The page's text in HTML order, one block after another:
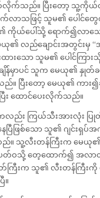
က်သည်။ ပြီးတော့ သူ့ကိုယ်
ာသဖြင့် သူမ၏ ပေါင်တွေ
ကိုယ်ပေါ်သို့ ရောက်၍လာသ
ယု၏ လည်ချောင်းအတွင်းမှ “
ားသော သူမ၏ ပေါင်ကြာ
ချိန်မှာပင် သူက မေယု၏ နှု
ပြီးတော့ မေယု၏ ကား၍ဆ
ြီး ထောင်ပေးလိုက်သည်။
လည်း ကြယ်သီးအားလုံး ပ
ြီဖြစ်သော သူ၏ ဂျင်းရှပ်အ
။ သူ့လီးတန်ကြီးက မေယု
တ်ဝသို့ တေ့ထောက်၍ အလာတွ
ကြီးက သူ၏ လီးတန်ကြီး
။